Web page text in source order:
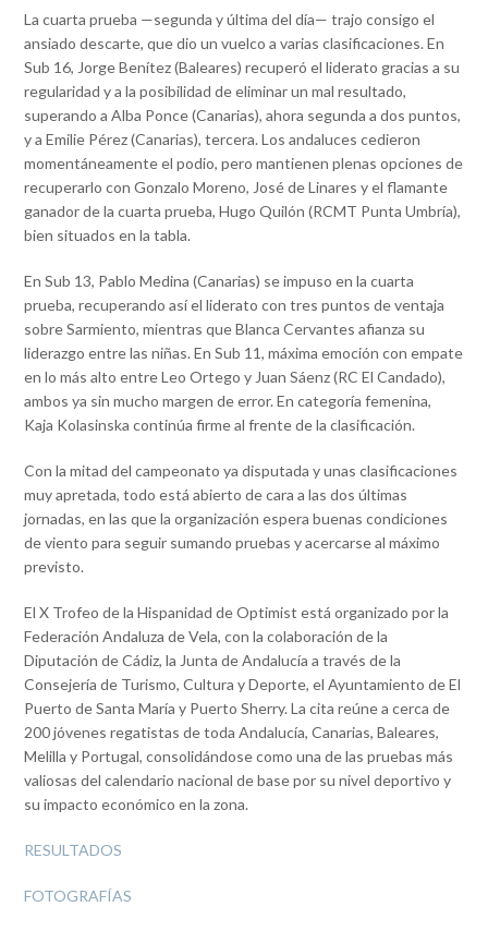
La cuarta prueba —segunda y última del día— trajo consigo el
ansiado descarte, que dio un vuelco a varias clasificaciones. En
Sub 16, Jorge Benítez (Baleares) recuperó el liderato gracias a su
regularidad y a la posibilidad de eliminar un mal resultado,
superando a Alba Ponce (Canarias), ahora segunda a dos puntos,
y a Emilie Pérez (Canarias), tercera. Los andaluces cedieron
momentáneamente el podio, pero mantienen plenas opciones de
recuperarlo con Gonzalo Moreno, José de Linares y el flamante
ganador de la cuarta prueba, Hugo Quilón (RCMT Punta Umbría),
bien situados en la tabla.
En Sub 13, Pablo Medina (Canarias) se impuso en la cuarta
prueba, recuperando así el liderato con tres puntos de ventaja
sobre Sarmiento, mientras que Blanca Cervantes afianza su
liderazgo entre las niñas. En Sub 11, máxima emoción con empate
en lo más alto entre Leo Ortego y Juan Sáenz (RC El Candado),
ambos ya sin mucho margen de error. En categoría femenina,
Kaja Kolasinska continúa firme al frente de la clasificación.
Con la mitad del campeonato ya disputada y unas clasificaciones
muy apretada, todo está abierto de cara a las dos últimas
jornadas, en las que la organización espera buenas condiciones
de viento para seguir sumando pruebas y acercarse al máximo
previsto.
El X Trofeo de la Hispanidad de Optimist está organizado por la
Federación Andaluza de Vela, con la colaboración de la
Diputación de Cádiz, la Junta de Andalucía a través de la
Consejería de Turismo, Cultura y Deporte, el Ayuntamiento de El
Puerto de Santa María y Puerto Sherry. La cita reúne a cerca de
200 jóvenes regatistas de toda Andalucía, Canarias, Baleares,
Melilla y Portugal, consolidándose como una de las pruebas más
valiosas del calendario nacional de base por su nivel deportivo y
su impacto económico en la zona.
RESULTADOS
FOTOGRAFÍAS